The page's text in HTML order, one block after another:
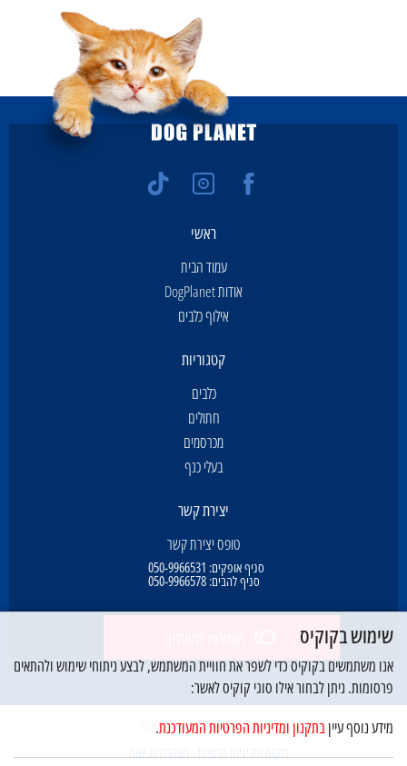
ראשי
עמוד הבית
אודות DogPlanet
אילוף כלבים
קטגוריות
כלבים
חתולים
מכרסמים
בעלי כנף
יצירת קשר
טופס יצירת קשר
סניף אופקים: 050-9966531
סניף להבים:050-9966578
© כל הזכויות שמורות לדוג פלאנט
תקנון ומדיניות פרטיות הצהרת נגישות
שימוש בקוקיס
אנו משתמשים בקוקיס כדי לשפר את חוויית המשתמש, לבצע ניתוחי שימוש ולהתאים
פרסומות. ניתן לבחור אילו סוגי קוקיס לאשר:
מידע נוסף עייןבתקנון ומדיניות הפרטיות המעודכנת.